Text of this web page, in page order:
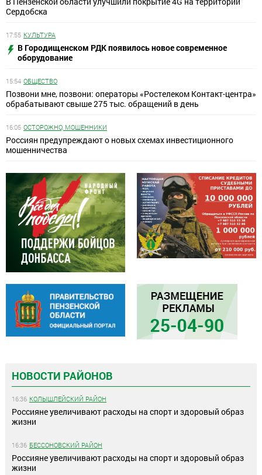
Сердобска
17:55 КУЛЬТУРА
В Городищенском РДК появилось новое современное
оборудование
15:54 ОБЩЕСТВО
Позвони мне, позвони: операторы «Ростелеком Контакт-центра»
обрабатывают свыше 275 тыс. обращений в день
16:05 ОСТОРОЖНО, МОШЕННИКИ
Россиян предупреждают о новых схемах инвестиционного
мошенничества
НОВОСТИ РАЙОНОВ
16:36 КОЛЫШЛЕЙСКИЙ РАЙОН
Россияне увеличивают расходы на спорт и здоровый образ
жизни
16:36 БЕССОНОВСКИЙ РАЙОН
Россияне увеличивают расходы на спорт и здоровый образ
жизни